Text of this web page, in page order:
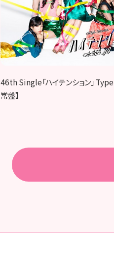
46th Single「ハイテンション」 Type
常盤】